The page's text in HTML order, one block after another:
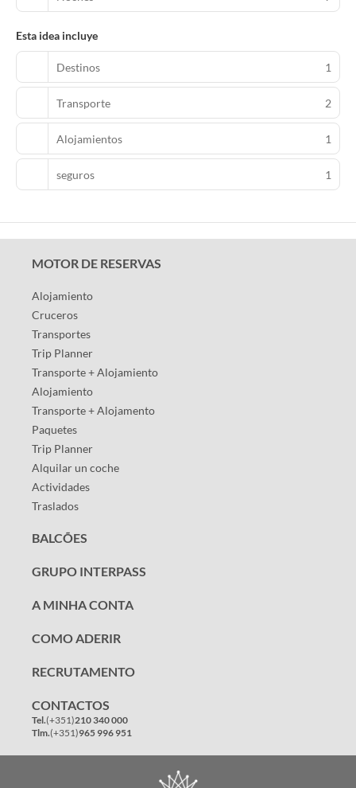
Esta idea incluye
Destinos 1
Transporte 2
Alojamientos 1
seguros 1
MOTOR DE RESERVAS
Alojamiento
Cruceros
Transportes
Trip Planner
Transporte + Alojamiento
Alojamiento
Transporte + Alojamento
Paquetes
Trip Planner
Alquilar un coche
Actividades
Traslados
BALCÕES
GRUPO INTERPASS
A MINHA CONTA
COMO ADERIR
RECRUTAMENTO
CONTACTOS
Tel.(+351)210 340 000
Tlm.(+351)965 996 951